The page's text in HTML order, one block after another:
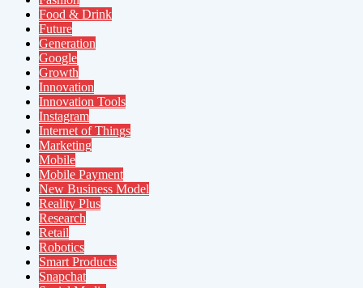
Food & Drink
Future
Generation
Google
Growth
Innovation
Innovation Tools
Instagram
Internet of Things
Marketing
Mobile
Mobile Payment
New Business Model
Reality Plus
Research
Retail
Robotics
Smart Products
Snapchat